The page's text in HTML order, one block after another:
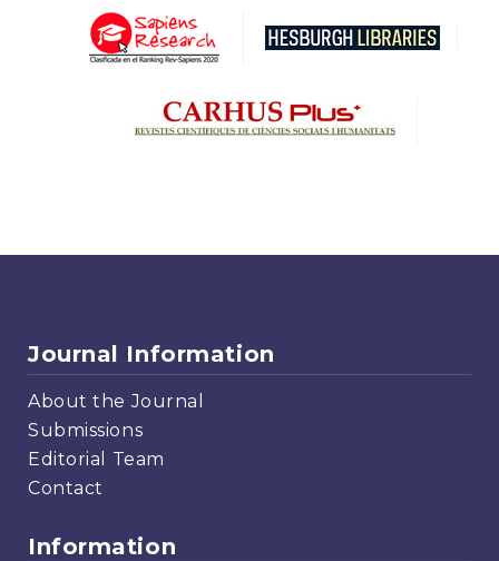
Journal Information
About the Journal
Submissions
Editorial Team
Contact
Information